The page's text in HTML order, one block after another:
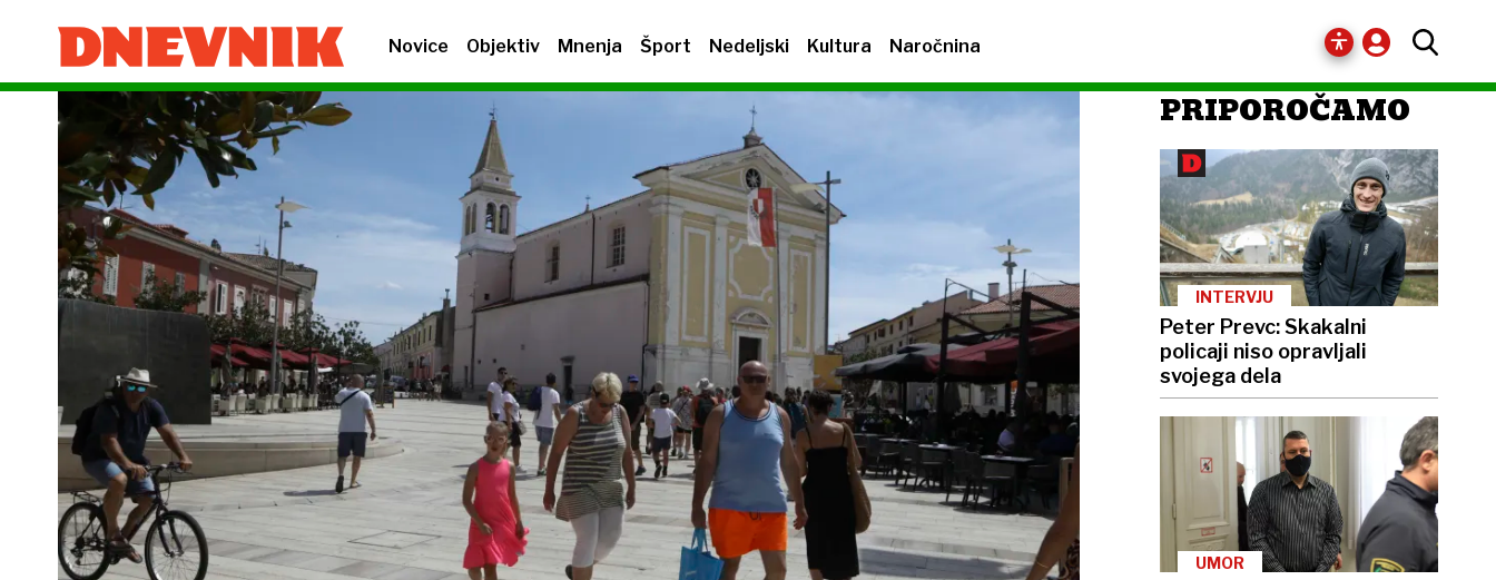
Novice Objektiv Mnenja Šport Nedeljski Kultura Naročnina
PRIPOROČAMO
INTERVJU
Peter Prevc: Skakalni
policaji niso opravljali
svojega dela
UMOR